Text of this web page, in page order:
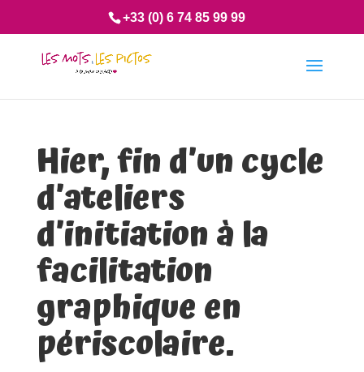
+33 (0) 6 74 85 99 99
Hier, fin d’un cycle
d’ateliers
d’initiation à la
facilitation
graphique en
périscolaire.